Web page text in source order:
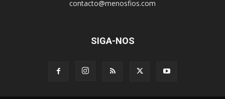
contacto@menosfios.com
SIGA-NOS